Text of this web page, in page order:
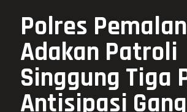
Polres
Adakan Patroli
Singgung Tiga
Antisipasi